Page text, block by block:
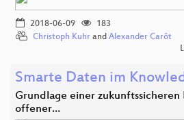
2018-06-09
183
Christoph Kuhr and Alexander Carôt
Smarte Daten im
Grundlage einer zukunftssicheren
offener…